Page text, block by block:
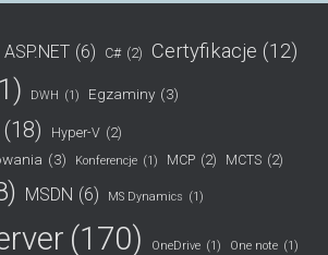
ASP.NET (6) C# (2) Certyfikacje (12)
DWH (1) Egzaminy (3)
(18) Hyper-V (2)
(3) Konferencje (1) MCP (2) MCTS (2)
MSDN (6) MS Dynamics (1)
(170) OneDrive (1) One note (1)